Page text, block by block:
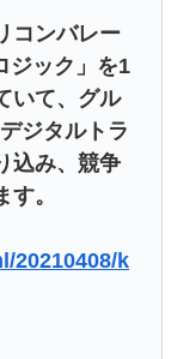
コンバレー
ジック」を1
いて、グル
ジタルトラ
込み、競争
。
20210408/k